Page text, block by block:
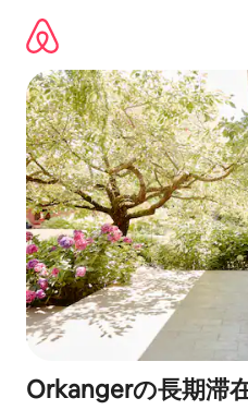
Orkangerの長期滞